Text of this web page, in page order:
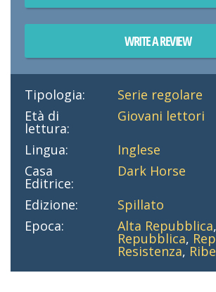
WRITE A REVIEW
Tipologia:
Serie regolare
Età di
lettura:
Giovani lettori
Lingua:
Inglese
Casa
Editrice:
Dark Horse
Edizione:
Spillato
Epoca:
Alta Repubblica,
Repubblica,
Resistenza,